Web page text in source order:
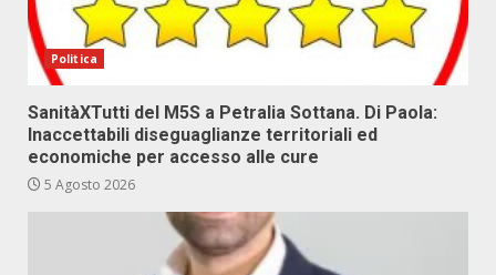
Politica
SanitàXTutti del M5S a Petralia Sottana. Di Paola:
Inaccettabili diseguaglianze territoriali ed
economiche per accesso alle cure
5 Agosto 2026